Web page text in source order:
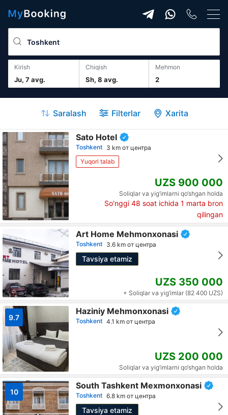
Kirish
Ju, 7 avg.
Chiqish
Sh, 8 avg. 2
mehmon
Saralash Filterlar Xarita
Sato Hotel
Toshkent 3 km от центра
Yuqori talab
UZS 900 000
Soliqlar va yig‘imlarni qo‘shgan holda
So'nggi 48 soat ichida 1 marta bron
qilingan
Art Home Mehmonxonasi
Toshkent 3.6 km от центра
Tavsiya etamiz
UZS 350 000
+ Soliqlar va yig‘imlar (82 400 UZS)
9.7
Haziniy Mehmonxonasi
Toshkent 4.1 km от центра
UZS 200 000
Soliqlar va yig‘imlarni qo‘shgan holda
10
South Tashkent Mexmonxonasi
Toshkent 6.8 km от центра
Tavsiya etamiz